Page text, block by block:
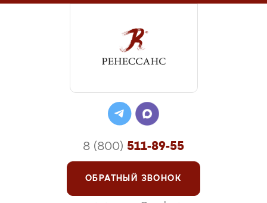
8 (800) 511-89-55
ОБРАТНЫЙ ЗВОНОК